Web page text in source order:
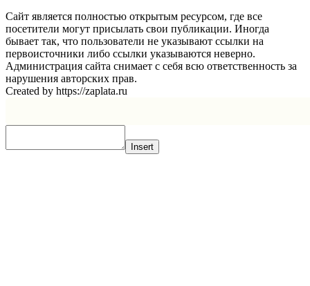
Сайт является полностью открытым ресурсом, где все
посетители могут присылать свои публикации. Иногда
бывает так, что пользователи не указывают ссылки на
первоисточники либо ссылки указываются неверно.
Администрация сайта снимает с себя всю ответственность за
нарушения авторских прав.
Created by https://zaplata.ru
Insert